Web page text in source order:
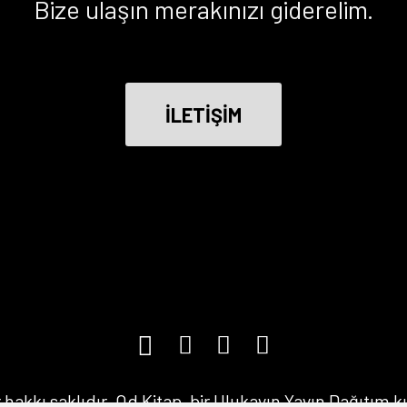
Bize ulaşın merakınızı giderelim.
İLETİŞİM
saklıdır. Od Kitap, bir Ulukayın Yayın